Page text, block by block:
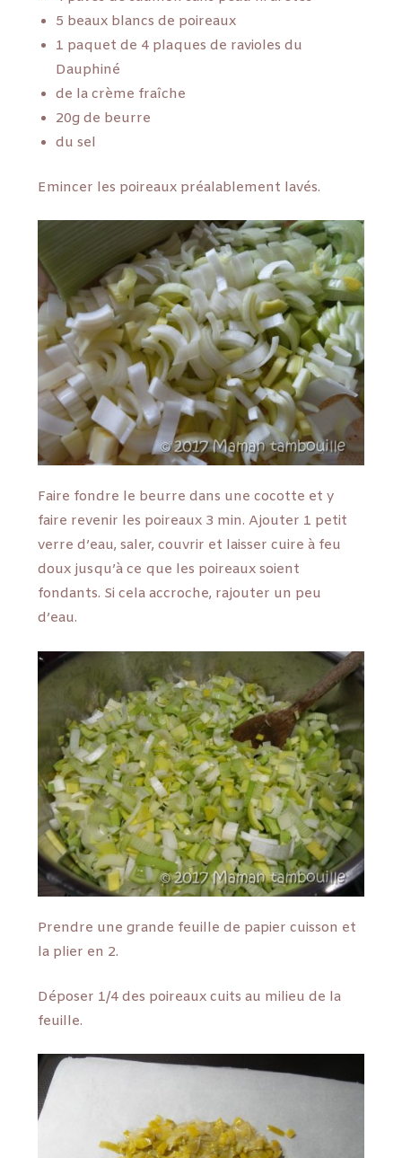
5 beaux blancs de poireaux
1 paquet de 4 plaques de ravioles du
Dauphiné
de la crème fraîche
20g de beurre
du sel
Emincer les poireaux préalablement lavés.
Faire fondre le beurre dans une cocotte et y
faire revenir les poireaux 3 min. Ajouter 1 petit
verre d’eau, saler, couvrir et laisser cuire à feu
doux jusqu’à ce que les poireaux soient
fondants. Si cela accroche, rajouter un peu
d’eau.
Prendre une grande feuille de papier cuisson et
la plier en 2.
Déposer 1/4 des poireaux cuits au milieu de la
feuille.